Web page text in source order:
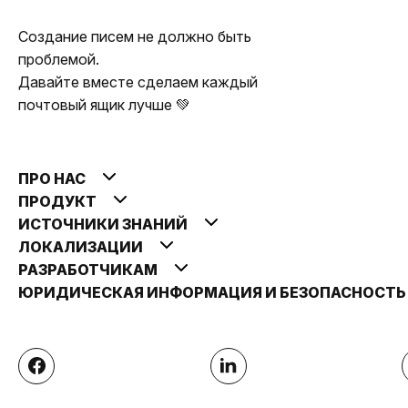
Создание писем не должно быть
проблемой.
Давайте вместе сделаем каждый
почтовый ящик лучше 💚
ПРО НАС
ПРОДУКТ
ИСТОЧНИКИ ЗНАНИЙ
ЛОКАЛИЗАЦИИ
РАЗРАБОТЧИКАМ
ЮРИДИЧЕСКАЯ ИНФОРМАЦИЯ И БЕЗОПАСНОСТЬ